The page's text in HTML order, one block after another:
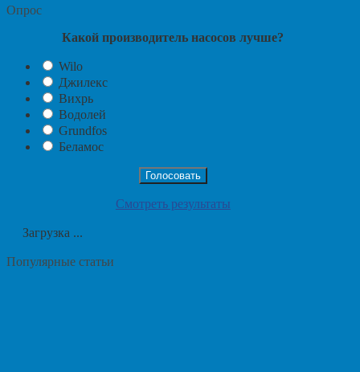
Опрос
Какой производитель насосов лучше?
Wilo
Джилекс
Вихрь
Водолей
Grundfos
Беламос
Смотреть результаты
Загрузка ...
Популярные статьи